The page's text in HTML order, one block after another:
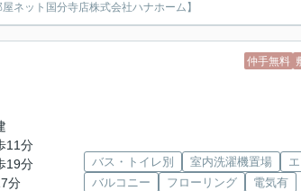
ネット国分寺店株式会社ハナホーム】
仲手無料
11分
19分
分
バス・トイレ別 室内洗濯機置場
バルコニー
フローリング 電気有